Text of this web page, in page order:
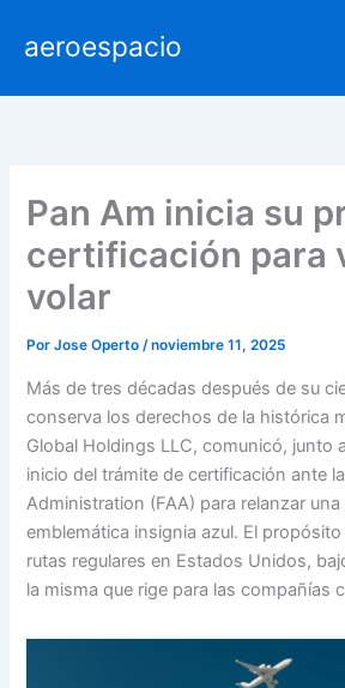
aeroespacio
Pan Am inicia su
certificación para
volar
PorJose Operto/noviembre 11, 2025
Más de tres décadas después de su
conserva los derechos de la histórica
Global Holdings LLC, comunicó, junto
inicio del trámite de certificación ante
Administration (FAA) para relanzar una
emblemática insignia azul. El
rutas regulares en Estados Unidos,
la misma que rige para las compañías